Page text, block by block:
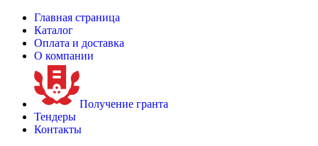
Главная страница
Каталог
Оплата и доставка
О компании
Получение гранта
Тендеры
Контакты